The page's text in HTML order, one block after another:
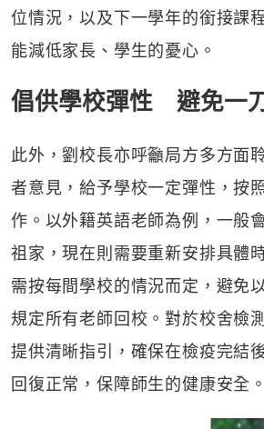
位情況，以及下一學年的銜接課
能減低家長、學生的憂心。
倡供學校彈性 避免一
此外，劉校長亦呼籲局方多方面
者意見，給予學校一定彈性，按
作。以外籍英語老師為例，一般
祖家，現在則需要重新安排具體
需按每間學校的情況而定，避免
規定所有老師回校。對於校舍檢
提供清晰指引，確保在檢疫完結
回復正常，保障師生的健康安全。